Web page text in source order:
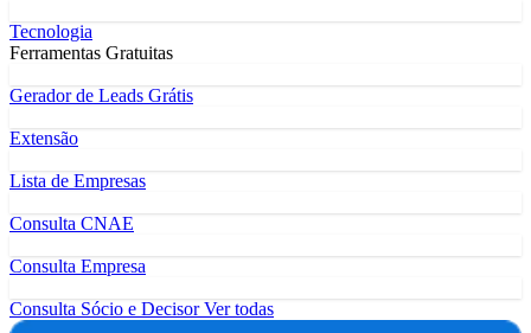
Tecnologia
Ferramentas Gratuitas
Gerador de Leads Grátis
Extensão
Lista de Empresas
Consulta CNAE
Consulta Empresa
Consulta Sócio e DecisorVer todas